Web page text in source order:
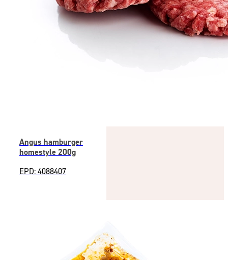
Angus hamburger
homestyle 200g
EPD: 4088407